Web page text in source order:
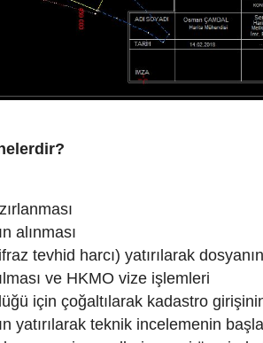
alınması
tevhid harcı) yatırılarak
ve HKMO vize işlemleri
için çoğaltılarak kadastro
yatırılarak teknik incelemenin